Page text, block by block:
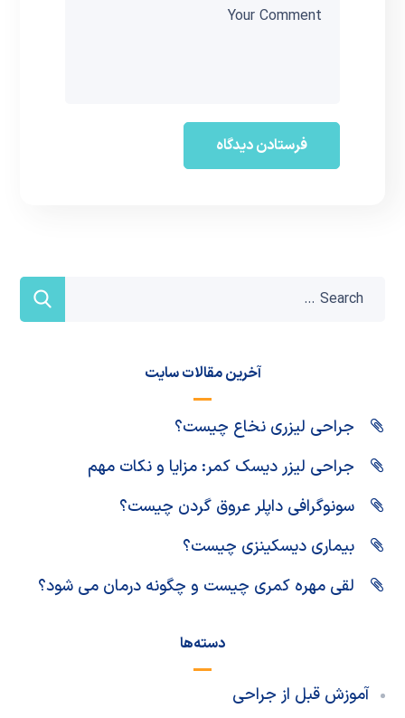
آخرین مقالات سایت
جراحی لیزری نخاع چیست؟
جراحی لیزر دیسک کمر: مزایا و نکات مهم
سونوگرافی داپلر عروق گردن چیست؟
بیماری دیسکینزی چیست؟
لقی مهره کمری چیست و چگونه درمان می شود؟
دسته‌ها
آموزش قبل از جراحی